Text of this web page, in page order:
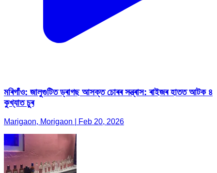
মৰিগাঁও: জালুগুটিত ড্ৰাগছ আসক্ত চোৰৰ সন্ত্ৰাস: ৰাইজৰ হাতত আটক ৪
কুখ্যাত চুৰ
Marigaon, Morigaon | Feb 20, 2026